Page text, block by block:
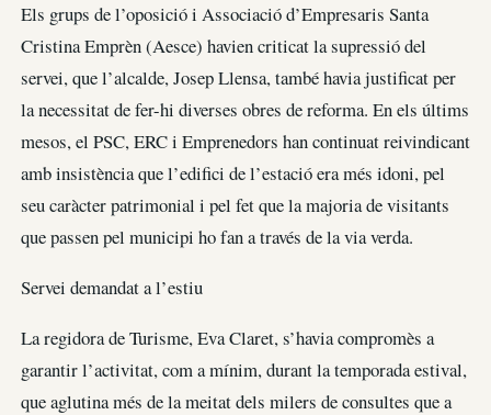
Els grups de l’oposició i Associació d’Empresaris Santa
Cristina Emprèn (Aesce) havien criticat la supressió del
servei, que l’alcalde, Josep Llensa, també havia justificat per
la necessitat de fer-hi diverses obres de reforma. En els últims
mesos, el PSC, ERC i Emprenedors han continuat reivindicant
amb insistència que l’edifici de l’estació era més idoni, pel
seu caràcter patrimonial i pel fet que la majoria de visitants
que passen pel municipi ho fan a través de la via verda.
Servei demandat a l’estiu
La regidora de Turisme, Eva Claret, s’havia compromès a
garantir l’activitat, com a mínim, durant la temporada estival,
que aglutina més de la meitat dels milers de consultes que a